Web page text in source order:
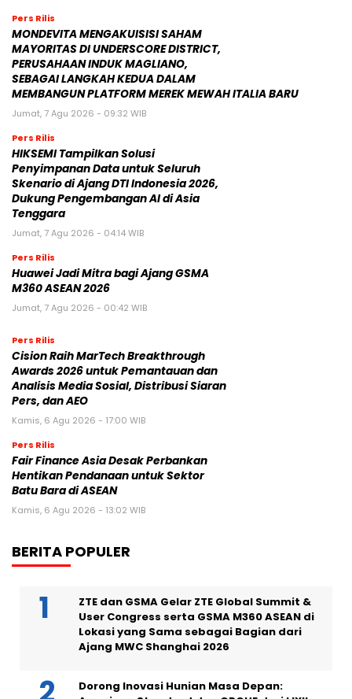
Pers Rilis
MONDEVITA MENGAKUISISI SAHAM
MAYORITAS DI UNDERSCORE DISTRICT,
PERUSAHAAN INDUK MAGLIANO,
SEBAGAI LANGKAH KEDUA DALAM
MEMBANGUN PLATFORM MEREK MEWAH ITALIA BARU
Jumat, 7 Agu 2026 - 09:32 WIB
Pers Rilis
HIKSEMI Tampilkan Solusi
Penyimpanan Data untuk Seluruh
Skenario di Ajang DTI Indonesia 2026,
Dukung Pengembangan AI di Asia
Tenggara
Jumat, 7 Agu 2026 - 04:14 WIB
Pers Rilis
Huawei Jadi Mitra bagi Ajang GSMA
M360 ASEAN 2026
Jumat, 7 Agu 2026 - 00:42 WIB
Pers Rilis
Cision Raih MarTech Breakthrough
Awards 2026 untuk Pemantauan dan
Analisis Media Sosial, Distribusi Siaran
Pers, dan AEO
Kamis, 6 Agu 2026 - 17:00 WIB
Pers Rilis
Fair Finance Asia Desak Perbankan
Hentikan Pendanaan untuk Sektor
Batu Bara di ASEAN
Kamis, 6 Agu 2026 - 13:02 WIB
BERITA POPULER
ZTE dan GSMA Gelar ZTE Global Summit &
User Congress serta GSMA M360 ASEAN di
Lokasi yang Sama sebagai Bagian dari
Ajang MWC Shanghai 2026
Dorong Inovasi Hunian Masa Depan: